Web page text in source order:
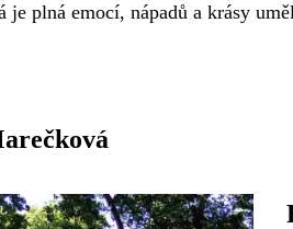
je plná emocí, nápadů a krásy